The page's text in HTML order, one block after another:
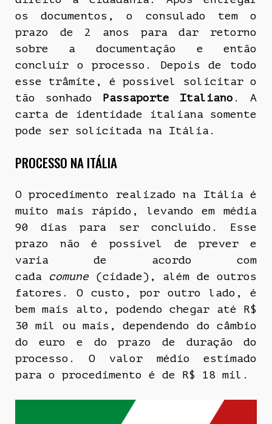
os documentos, o consulado tem o
prazo de 2 anos para dar retorno
sobre a documentação e então
concluir o processo. Depois de todo
esse trâmite, é possível solicitar o
tão sonhado Passaporte Italiano . A
carta de identidade italiana somente
pode ser solicitada na Itália.
PROCESSO NA ITÁLIA
O procedimento realizado na Itália é
muito mais rápido, levando em média
90 dias para ser concluído. Esse
prazo não é possível de prever e
varia de acordo com
cada comune (cidade), além de outros
fatores. O custo, por outro lado, é
bem mais alto, podendo chegar até R$
30 mil ou mais, dependendo do câmbio
do euro e do prazo de duração do
processo. O valor médio estimado
para o procedimento é de R$ 18 mil.